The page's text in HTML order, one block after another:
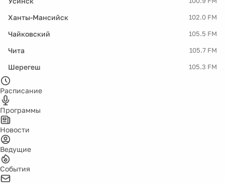
Ханты-Мансийск 102.0 FM
Чайковский 105.5 FM
Чита 105.7 FM
Шерегеш 105.3 FM
Расписание
Программы
Новости
Ведущие
События